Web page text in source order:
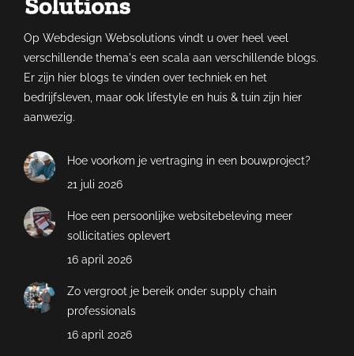
Op Webdesign Websolutions vindt u over heel veel
verschillende thema's een scala aan verschillende blogs.
Er zijn hier blogs te vinden over techniek en het
bedrijfsleven, maar ook lifestyle en huis & tuin zijn hier
aanwezig.
Hoe voorkom je vertraging in een bouwproject?
21 juli 2026
Hoe een persoonlijke websitebeleving meer
sollicitaties oplevert
16 april 2026
Zo vergroot je bereik onder supply chain
professionals
16 april 2026